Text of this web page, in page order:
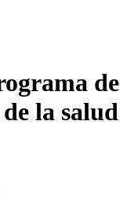
de
la salud